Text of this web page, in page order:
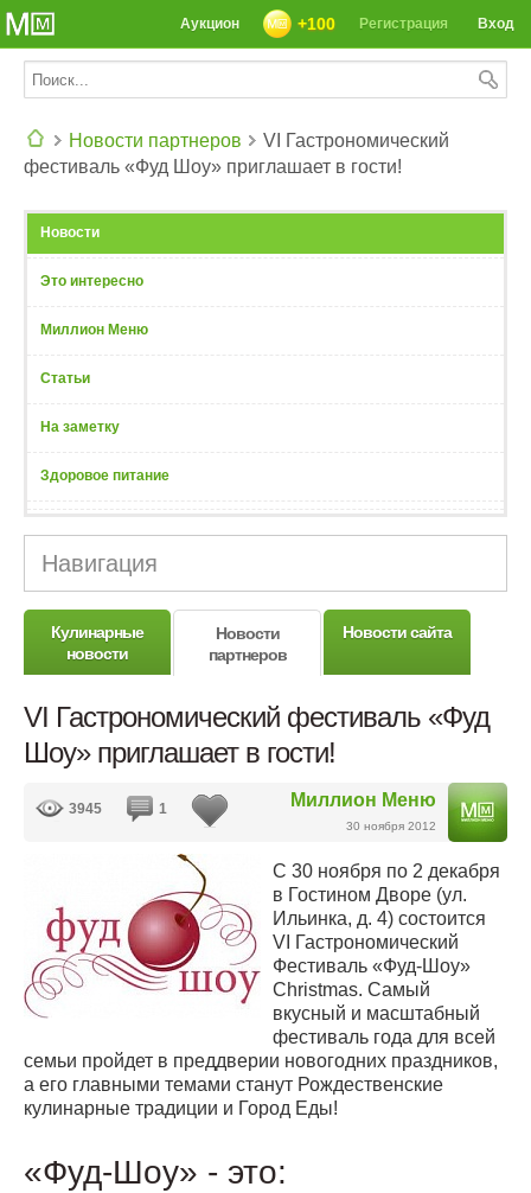
Вход
Регистрация
+100
Аукцион
Новости партнеров
VI Гастрономический
фестиваль «Фуд Шоу» приглашает в гости!
Новости
Это интересно
Миллион Меню
Статьи
На заметку
Здоровое питание
Навигация
Кулинарные
новости
Новости
партнеров
Новости сайта
VI Гастрономический фестиваль «Фуд
Шоу» приглашает в гости!
Миллион Меню
30 ноября 2012
3945 1
С 30 ноября по 2 декабря
в Гостином Дворе (ул.
Ильинка, д. 4) состоится
VI Гастрономический
Фестиваль «Фуд-Шоу»
Christmas. Самый
вкусный и масштабный
фестиваль года для всей
семьи пройдет в преддверии новогодних праздников,
а его главными темами станут Рождественские
кулинарные традиции и Город Еды!
«Фуд-Шоу» - это: